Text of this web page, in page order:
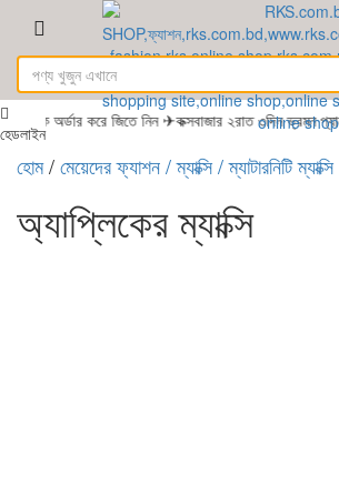
হেডলাইন
অর্ডার করে জিতে নিন ✈কক্সবাজার ২রাত ৩দিন ভ্রমন
হোম/মেয়েদের ফ্যাশন/ ম্যাক্সি/ ম্যাটারনিটি ম্যাক্সি
অ্যাপ্লিকের ম্যাক্সি